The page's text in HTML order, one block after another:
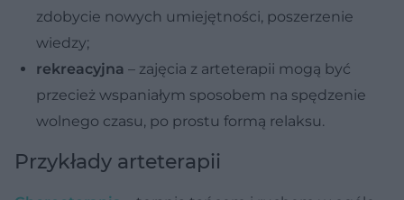
zdobycie nowych umiejętności, poszerzenie
wiedzy;
rekreacyjna – zajęcia z arteterapii mogą być
przecież wspaniałym sposobem na spędzenie
wolnego czasu, po prostu formą relaksu.
Przykłady arteterapii